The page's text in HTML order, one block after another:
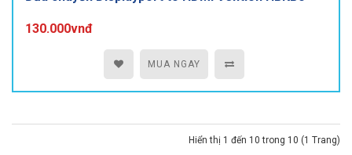
130.000vnđ
MUA NGAY
Hiển thị 1 đến 10 trong 10 (1 Trang)